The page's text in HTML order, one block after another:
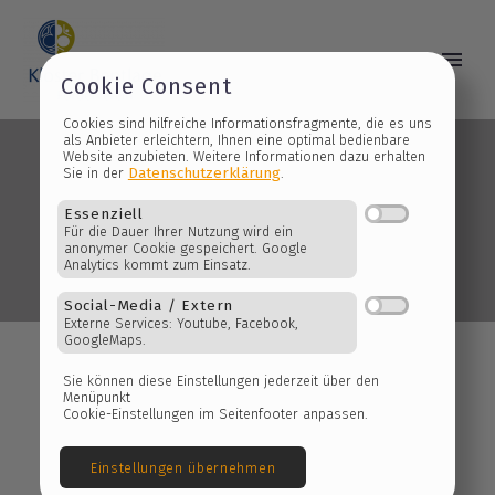
Cookie Consent
Cookies sind hilfreiche Informationsfragmente, die es
als Anbieter erleichtern, Ihnen eine optimal bedienbare
Website anzubieten. Weitere Informationen dazu
Sie in derDatenschutzerklärung.
Essenziell
Für die Dauer Ihrer Nutzung wird ein
anonymer Cookie gespeichert. Google
Analytics kommt zum Einsatz.
Externe Services: Youtube, Facebook,
GoogleMaps.
Sie können diese Einstellungen jederzeit über den
Menüpunkt
2019 Juli